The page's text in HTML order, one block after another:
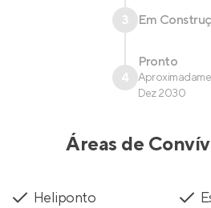
3 Em
4
Pronto
Dez 2030
Áreas de
Heliponto